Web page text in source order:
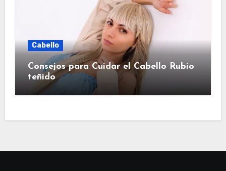
Cabello
Consejos para Cuidar el Cabello Rubio
teñido